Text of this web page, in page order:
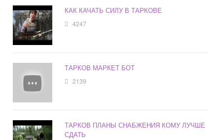
КАК КАЧАТЬ СИЛУ В ТАРКОВЕ
4247
ТАРКОВ МАРКЕТ БОТ
2139
ТАРКОВ ПЛАНЫ СНАБЖЕНИЯ КОМУ ЛУЧШЕ
СДАТЬ